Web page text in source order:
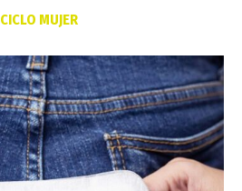
CICLO MUJER